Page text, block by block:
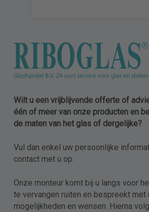
Wilt u een vrijblijvende offerte of
één of meer van onze producten en
de maten van het glas of dergelijke?
Vul dan enkel uw persoonlijke
contact met u op.
Onze monteur komt bij u langs voor
te vervangen ruiten en bespreekt met
mogelijkheden en wensen. Hierna